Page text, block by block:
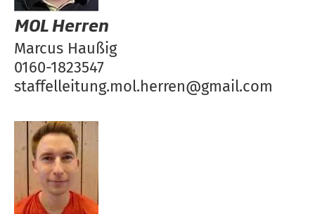
MOL Herren
Marcus Haußig
0160-1823547
staffelleitung.mol.herren@gmail.com